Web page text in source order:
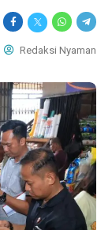
Redaksi Nyaman